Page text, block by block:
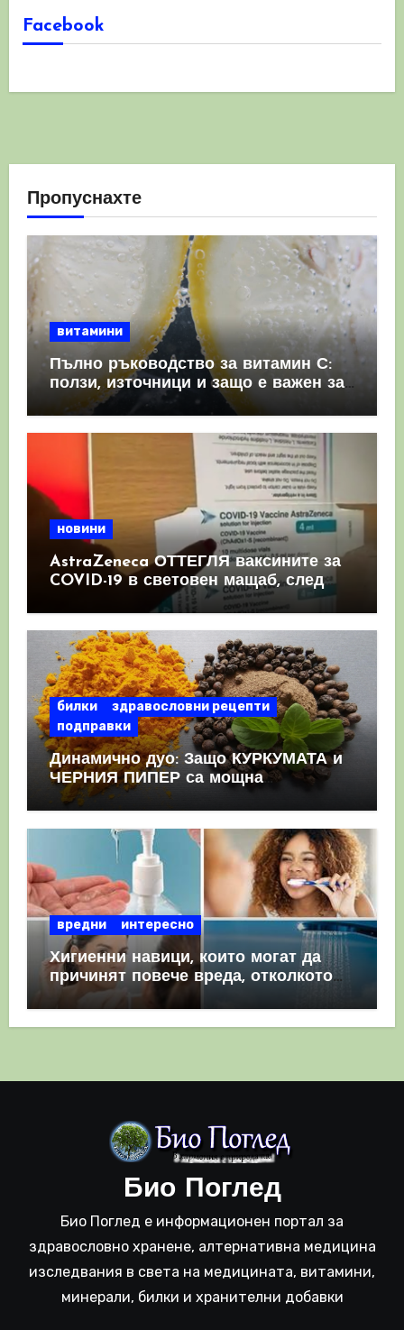
Facebook
Пропуснахте
витамини
Пълно ръководство за витамин С:
ползи, източници и защо е важен за
имунната система
новини
AstraZeneca ОТТЕГЛЯ ваксините за
COVID-19 в световен мащаб, след
като призна, че те причиняват
билки
здравословни рецепти
подправки
Динамично дуо: Защо КУРКУМАТА и
ЧЕРНИЯ ПИПЕР са мощна
комбинация
вредни интересно
Хигиенни навици, които могат да
причинят повече вреда, отколкото
полза
Био Поглед
Био Поглед е информационен портал за
здравословно хранене, алтернативна медицина
изследвания в света на медицината, витамини,
минерали, билки и хранителни добавки